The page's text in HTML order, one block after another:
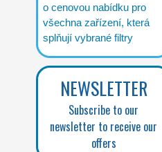
o cenovou nabídku pro
všechna zařízení, která
splňují vybrané filtry
NEWSLETTER
Subscribe to our
newsletter to receive our
offers